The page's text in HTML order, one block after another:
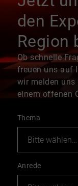
den
Region
Ob schnelle
freuen uns auf
wir melden uns
einem offenen
Thema
Anrede